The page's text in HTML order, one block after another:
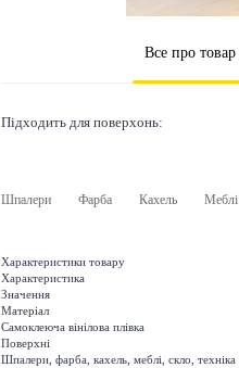
Все про товар
Підходить для поверхонь:
Шпалери Фарба Кахель Меблі
Характеристики товару
Характеристика
Значення
Матеріал
Самоклеюча вінілова плівка
Поверхні
Шпалери, фарба, кахель, меблі, скло, техніка